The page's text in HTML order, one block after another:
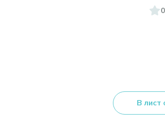
0
В лист